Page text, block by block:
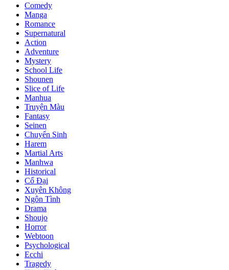
Comedy
Manga
Romance
Supernatural
Action
Adventure
Mystery
School Life
Shounen
Slice of Life
Manhua
Truyện Màu
Fantasy
Seinen
Chuyển Sinh
Harem
Martial Arts
Manhwa
Historical
Cổ Đại
Xuyên Không
Ngôn Tình
Drama
Shoujo
Horror
Webtoon
Psychological
Ecchi
Tragedy